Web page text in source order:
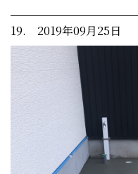
19. 2019年09月25日